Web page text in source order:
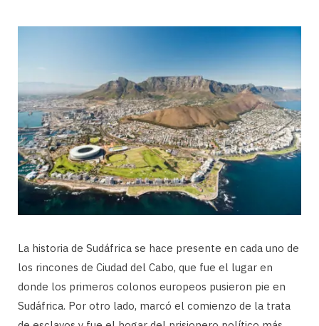
La historia de Sudáfrica se hace presente en cada uno de
los rincones de Ciudad del Cabo, que fue el lugar en
donde los primeros colonos europeos pusieron pie en
Sudáfrica. Por otro lado, marcó el comienzo de la trata